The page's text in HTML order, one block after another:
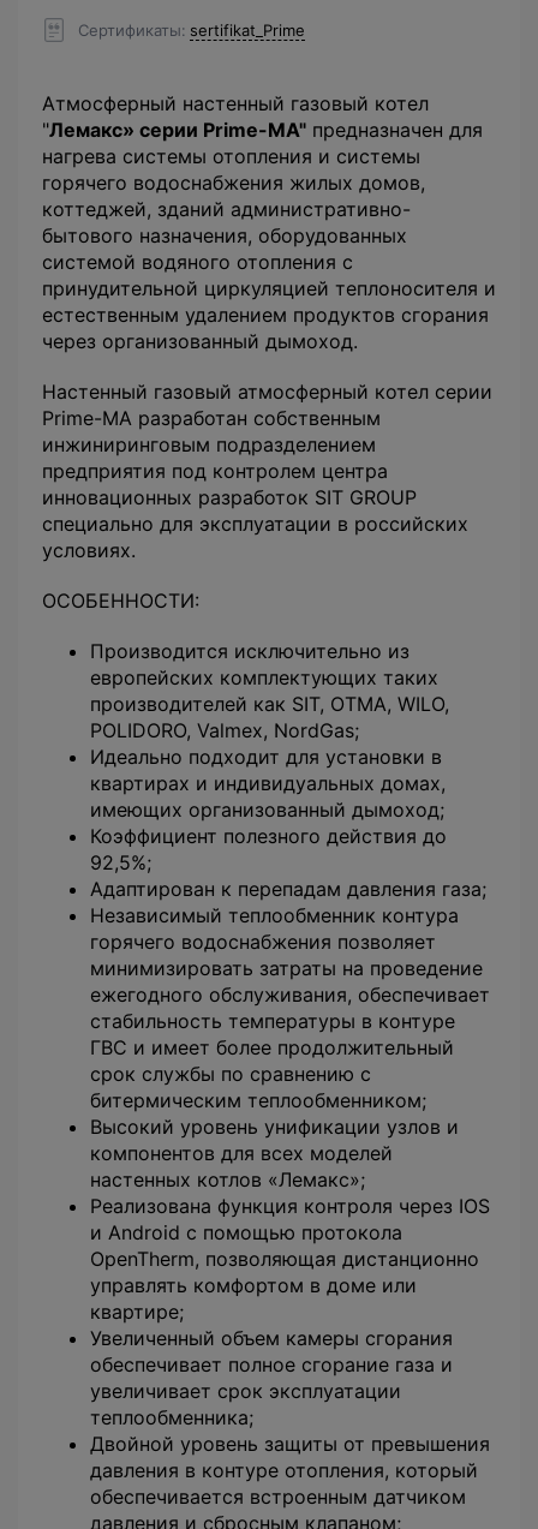
Сертификаты sertifikat_Prime
Атмосферный настенный газовый котел
"Лемакс» серии Prime-MA" предназначен для
нагрева системы отопления и системы
горячего водоснабжения жилых домов,
коттеджей, зданий административно-
бытового назначения, оборудованных
системой водяного отопления с
принудительной циркуляцией теплоносителя и
естественным удалением продуктов сгорания
через организованный дымоход.
Настенный газовый атмосферный котел серии
Prime-MA разработан собственным
инжиниринговым подразделением
предприятия под контролем центра
инновационных разработок SIT GROUP
специально для эксплуатации в российских
условиях.
ОСОБЕННОСТИ:
Производится исключительно из
европейских комплектующих таких
производителей как SIT, OTMA, WILO,
POLIDORO, Valmex, NordGas;
Идеально подходит для установки в
квартирах и индивидуальных домах,
имеющих организованный дымоход;
Коэффициент полезного действия до
92,5%;
Адаптирован к перепадам давления газа;
Независимый теплообменник контура
горячего водоснабжения позволяет
минимизировать затраты на проведение
ежегодного обслуживания, обеспечивает
стабильность температуры в контуре
ГВС и имеет более продолжительный
срок службы по сравнению с
битермическим теплообменником;
Высокий уровень унификации узлов и
компонентов для всех моделей
настенных котлов «Лемакс»;
Реализована функция контроля через IOS
и Android с помощью протокола
OpenTherm, позволяющая дистанционно
управлять комфортом в доме или
квартире;
Увеличенный объем камеры сгорания
обеспечивает полное сгорание газа и
увеличивает срок эксплуатации
теплообменника;
Двойной уровень защиты от превышения
давления в контуре отопления, который
обеспечивается встроенным датчиком
давления и сбросным клапаном;